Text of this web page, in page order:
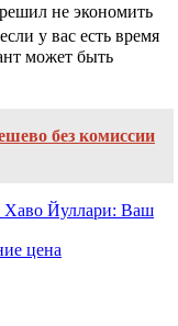
не экономить
у вас есть время
может быть
без комиссии
Хаво Йуллари: Ваш
цена